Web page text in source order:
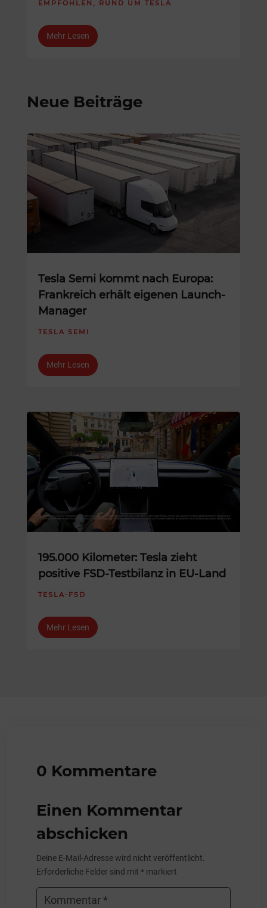
EMPFOHLEN , RUND UM TESLA
Mehr Lesen
Neue Beiträge
Tesla Semi kommt nach Europa:
Frankreich erhält eigenen Launch-
Manager
TESLA SEMI
Mehr Lesen
195.000 Kilometer: Tesla zieht
positive FSD-Testbilanz in EU-Land
TESLA-FSD
Mehr Lesen
0 Kommentare
Einen Kommentar
abschicken
Deine E-Mail-Adresse wird nicht veröffentlicht.
Erforderliche Felder sind mit* markiert